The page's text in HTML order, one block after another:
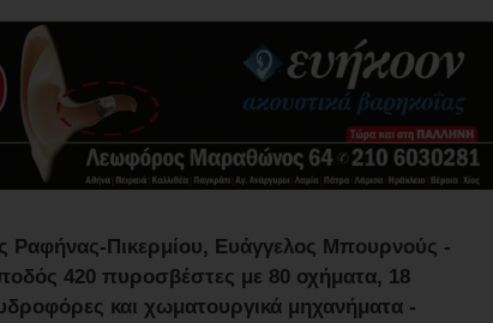
Ραφήνας-Πικερμίου, Ευάγγελος Μπουρνούς -
420 πυροσβέστες με 80 οχήματα, 18
και χωματουργικά μηχανήματα -